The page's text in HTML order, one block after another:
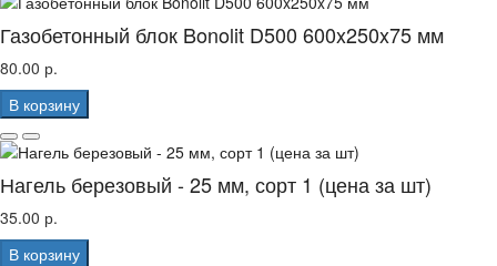
Газобетонный блок Bonolit D500 600x250x75 мм
80.00 р.
В корзину
Нагель березовый - 25 мм, сорт 1 (цена за шт)
35.00 р.
В корзину